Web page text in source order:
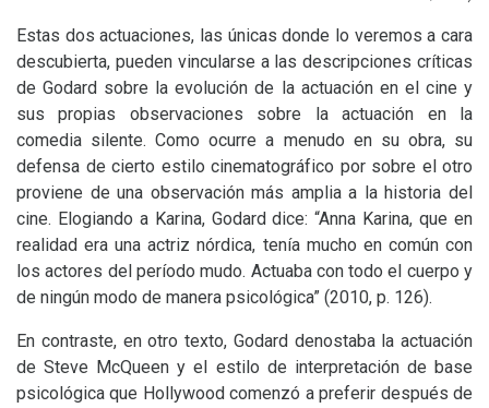
Estas dos actuaciones, las únicas donde lo veremos a cara
descubierta, pueden vincularse a las descripciones críticas
de Godard sobre la evolución de la actuación en el cine y
sus propias observaciones sobre la actuación en la
comedia silente. Como ocurre a menudo en su obra, su
defensa de cierto estilo cinematográfico por sobre el otro
proviene de una observación más amplia a la historia del
cine. Elogiando a Karina, Godard dice: “Anna Karina, que en
realidad era una actriz nórdica, tenía mucho en común con
los actores del período mudo. Actuaba con todo el cuerpo y
de ningún modo de manera psicológica” (2010, p. 126).
En contraste, en otro texto, Godard denostaba la actuación
de Steve McQueen y el estilo de interpretación de base
psicológica que Hollywood comenzó a preferir después de